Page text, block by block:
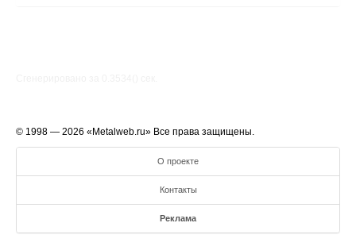
© 1998 — 2026 «Metalweb.ru» Все права защищены.
О проекте
Контакты
Реклама